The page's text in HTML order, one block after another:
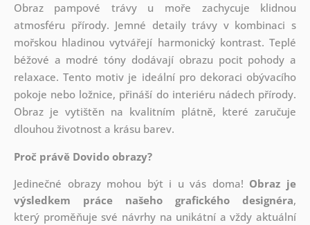
Obraz pampové trávy u moře zachycuje klidnou
atmosféru přírody. Jemné detaily trávy v kombinaci s
mořskou hladinou vytvářejí harmonický kontrast. Teplé
béžové a modré tóny dodávají obrazu pocit pohody a
relaxace. Tento motiv je ideální pro dekoraci obývacího
pokoje nebo ložnice, přináší do interiéru nádech přírody.
Obraz je vytištěn na kvalitním plátně, které zaručuje
dlouhou životnost a krásu barev.
Proč právě Dovido obrazy?
Jedinečné obrazy mohou být i u vás doma! Obraz je
výsledkem práce našeho grafického designéra,
který proměňuje své návrhy na unikátní a vždy aktuální